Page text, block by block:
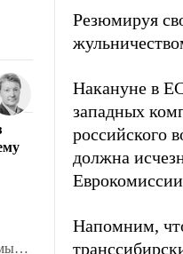
не
Резюмируя
Накануне в
западных
российского
должна
Напомним,